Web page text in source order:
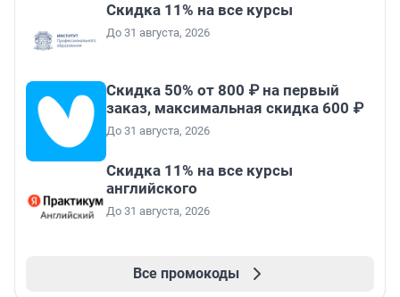
Скидка 11% на все курсы
До 31 августа, 2026
Скидка 50% от 800 ₽ на первый
заказ, максимальная скидка 600 ₽
До 31 августа, 2026
Скидка 11% на все курсы
английского
До 31 августа, 2026
Все промокоды